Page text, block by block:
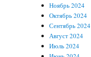
Ноябрь 2024
Октябрь 2024
Сентябрь 2024
Август 2024
Июль 2024